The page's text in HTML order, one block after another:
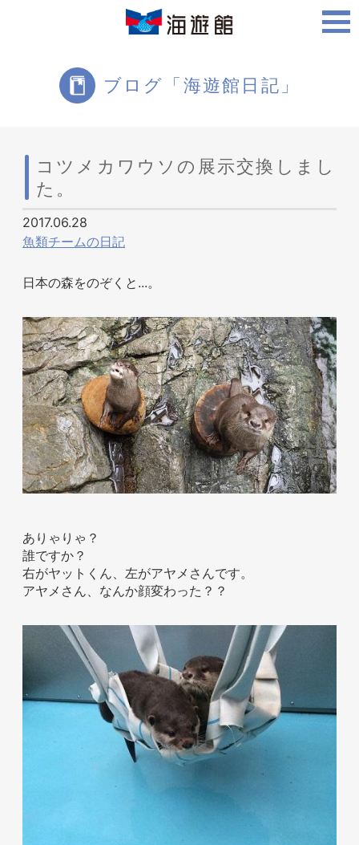
ブログ「海遊館日記」
コツメカワウソの展示交換しまし
た。
2017.06.28
魚類チームの日記
日本の森をのぞくと...。
ありゃりゃ？
誰ですか？
右がヤットくん、左がアヤメさんです。
アヤメさん、なんか顔変わった？？
周辺スポット
ホテル事業者様
お問い合わせ